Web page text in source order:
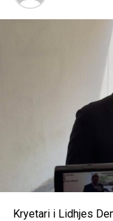
Tragjedi në
bashkëshorten
shkatërruese
Regjistrimet
gjen në UBT!
Kryetari i Lidhjes